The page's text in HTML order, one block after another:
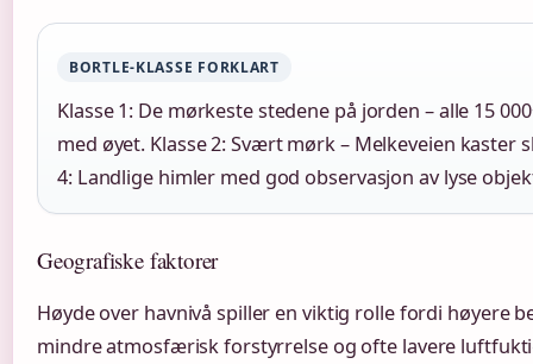
BORTLE-KLASSE FORKLART
Klasse 1: De mørkeste stedene på jorden – alle 15
med øyet. Klasse 2: Svært mørk – Melkeveien kaster
4: Landlige himler med god observasjon av lyse
Geografiske faktorer
Høyde over havnivå spiller en viktig rolle fordi høyere
mindre atmosfærisk forstyrrelse og ofte lavere